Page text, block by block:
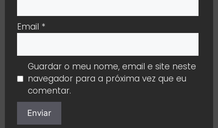
Email *
Guardar o meu nome, email e site neste
navegador para a próxima vez que eu
comentar.